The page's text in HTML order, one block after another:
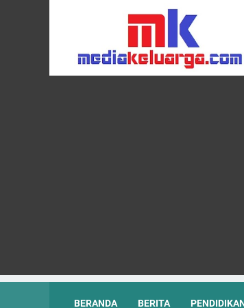
BERANDA BERITA